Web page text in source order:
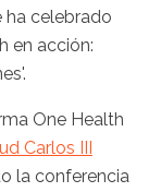
ha celebrado
en acción:
One Health
Carlos III
la conferencia